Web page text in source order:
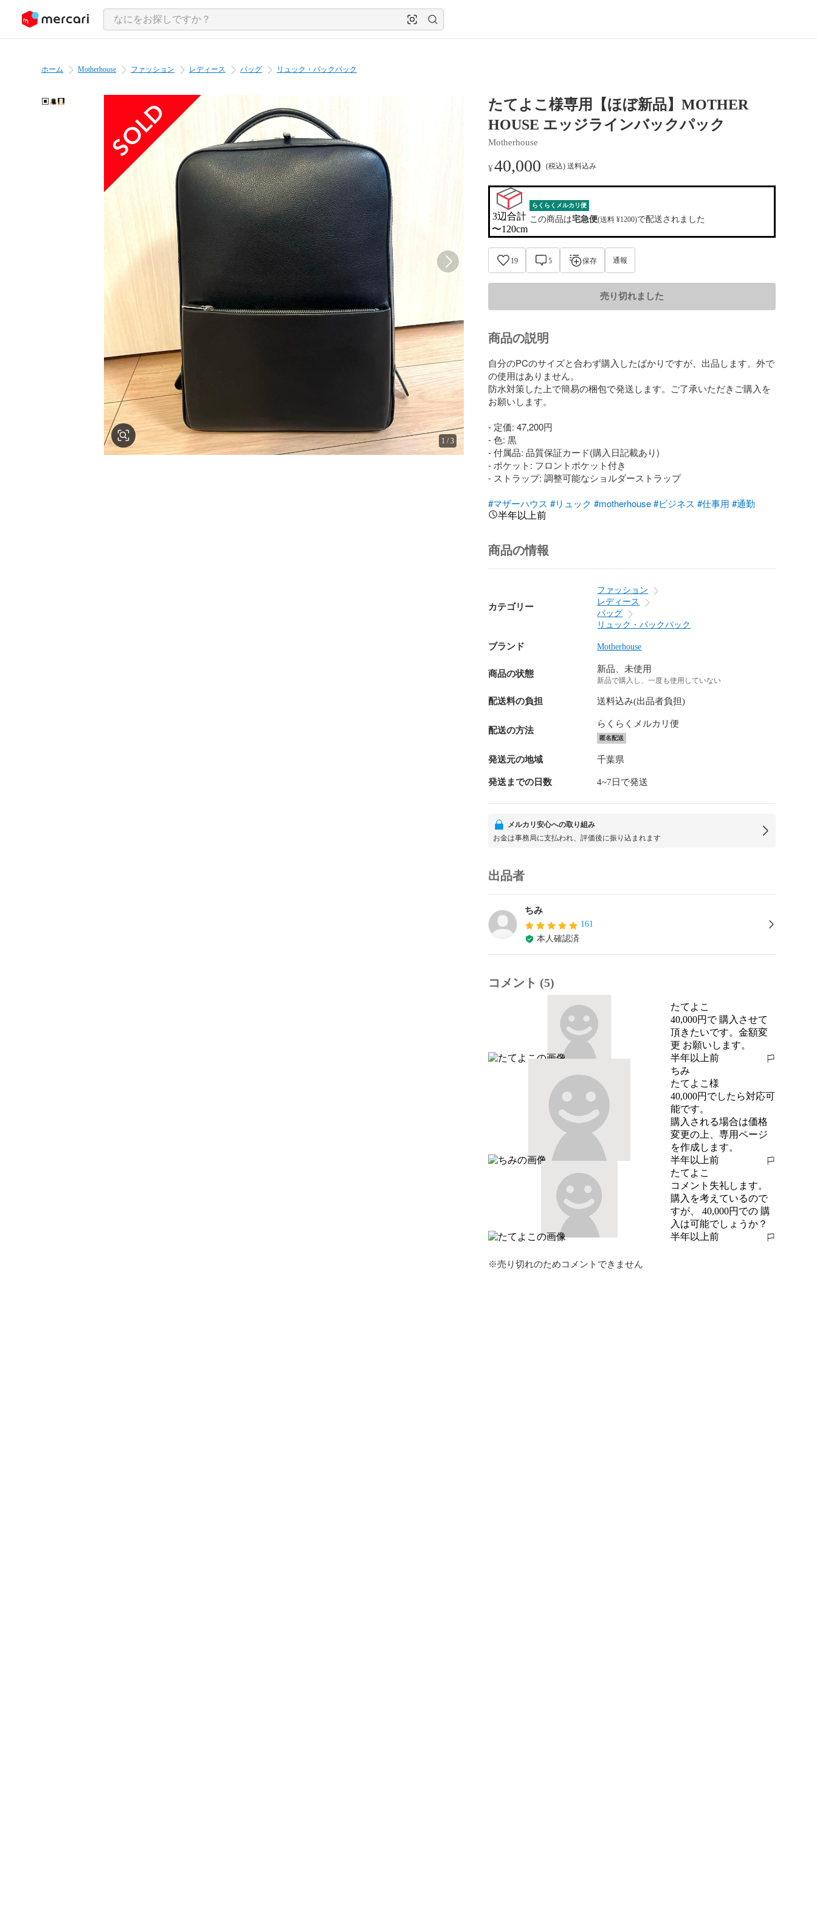
ツにスキップ
ホーム Motherhouse ファッション レディース バッグ リュック・バックパック
1 /3
たてよこ様専用【ほぼ新品】MOTHER
HOUSE エッジラインバックパック
Motherhouse
¥40,000 (税込) 送料込み
3辺合計
〜120cm
らくらくメルカリ便
この商品は宅急便(送料 ¥1200)で配送されました
19 5 保存 通報
売り切れました
商品の説明
自分のPCのサイズと合わず購入したばかりですが、出品します。外で
の使用はありません。
防水対策した上で簡易の梱包で発送します。ご了承いただきご購入を
お願いします。
- 定価: 47,200円
- 色: 黒
- 付属品: 品質保証カード(購入日記載あり)
- ポケット: フロントポケット付き
- ストラップ: 調整可能なショルダーストラップ
#マザーハウス #リュック #motherhouse #ビジネス #仕事用 #通勤
半年以上前
商品の情報
カテゴリー
ファッション
レディース
バッグ
リュック・バックパック
ブランド Motherhouse
商品の状態 新品、未使用
新品で購入し、一度も使用していない
配送料の負担 送料込み(出品者負担)
配送の方法
らくらくメルカリ便
匿名配送
発送元の地域 千葉県
発送までの日数 4~7日で発送
メルカリ安心への取り組み
お金は事務局に支払われ、評価後に振り込まれます
出品者
ちみ
161
本人確認済
コメント (5)
たてよこ
40,000円で 購入させて
頂きたいです。金額変
更 お願いします。
半年以上前
報告する
ちみ
たてよこ様
40,000円でしたら対応可
能です。
購入される場合は価格
変更の上、専用ページ
を作成します。
半年以上前
報告する
たてよこ
コメント失礼します。
購入を考えているので
すが、 40,000円での 購
入は可能でしょうか？
半年以上前
報告する
※売り切れのためコメントできません